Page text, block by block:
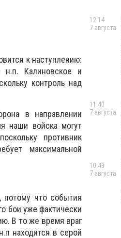
к наступлению:
н.п. Калиновское и
контроль над
в направлении
наши войска могут
противник
максимальной
потому что события
бои уже фактически
В то же время враг
находится в серой
12:14
7 августа
11:40
7 августа
10:43
7 августа